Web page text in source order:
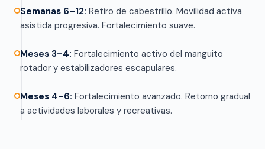
Semanas 6–12: Retiro de cabestrillo. Movilidad activa
asistida progresiva. Fortalecimiento suave.
Meses 3–4: Fortalecimiento activo del manguito
rotador y estabilizadores escapulares.
Meses 4–6: Fortalecimiento avanzado. Retorno gradual
a actividades laborales y recreativas.